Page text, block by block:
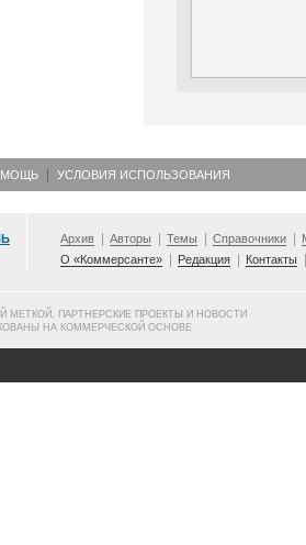
УСЛОВИЯ ИСПОЛЬЗОВАНИЯ
Архив Авторы Темы Справочники
О «Коммерсанте»
Редакция Контакты
МЕТКОЙ, ПАРТНЕРСКИЕ ПРОЕКТЫ И НОВОСТИ
НА КОММЕРЧЕСКОЙ ОСНОВЕ